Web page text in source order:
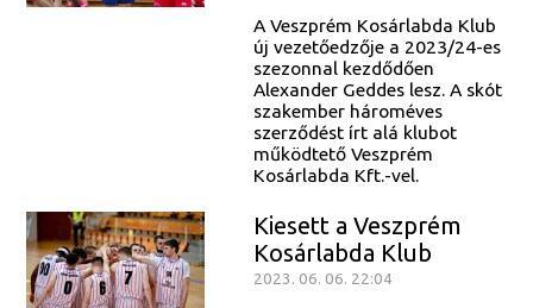
A Veszprém Kosárlabda Klub
új vezetőedzője a 2023/24-es
szezonnal kezdődően
Alexander Geddes lesz. A skót
szakember hároméves
szerződést írt alá klubot
működtető Veszprém
Kosárlabda Kft.-vel.
Kiesett a Veszprém
Kosárlabda Klub
2023. 06. 06. 22:04